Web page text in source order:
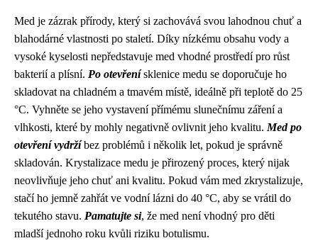
Med je zázrak přírody, který si zachovává svou lahodnou chuť a
blahodárné vlastnosti po staletí. Díky nízkému obsahu vody a
vysoké kyselosti nepředstavuje med vhodné prostředí pro růst
bakterií a plísní. Po otevřenísklenice medu se doporučuje ho
skladovat na chladném a tmavém místě, ideálně při teplotě do 25
°C. Vyhněte se jeho vystavení přímému slunečnímu záření a
vlhkosti, které by mohly negativně ovlivnit jeho kvalitu. Med po
otevření vydržíbez problémů i několik let, pokud je správně
skladován. Krystalizace medu je přirozený proces, který nijak
neovlivňuje jeho chuť ani kvalitu. Pokud vám med zkrystalizuje,
stačí ho jemně zahřát ve vodní lázni do 40 °C, aby se vrátil do
tekutého stavu. Pamatujte si, že med není vhodný pro děti
mladší jednoho roku kvůli riziku botulismu.